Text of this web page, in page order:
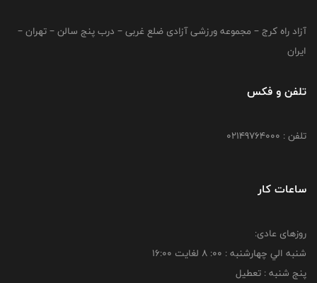
آزاد راه کرج – مجموعه ورزشی آزادی ضلع غربی – درب پنج سالن – تهران –
ایران
تلفن و فکس
تلفن : 02149764000
ساعات کار
روزهای عادی:
شنبه الي چهارشنبه : 00: 8 لغايت 16:00
پنج شنبه : تعطیل